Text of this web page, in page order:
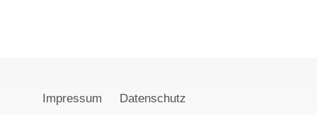
Impressum Datenschutz